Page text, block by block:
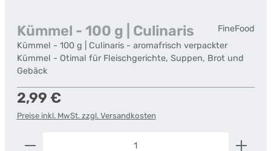
FineFood
Kümmel - 100 g | Culinaris
Kümmel - 100 g | Culinaris - aromafrisch verpackter
Kümmel - Otimal für Fleischgerichte, Suppen, Brot und
Gebäck
Regulärer Preis:
2,99 €
Preise inkl. MwSt. zzgl. Versandkosten
Produkt Anzahl: Gib den gewünschten Wert ein